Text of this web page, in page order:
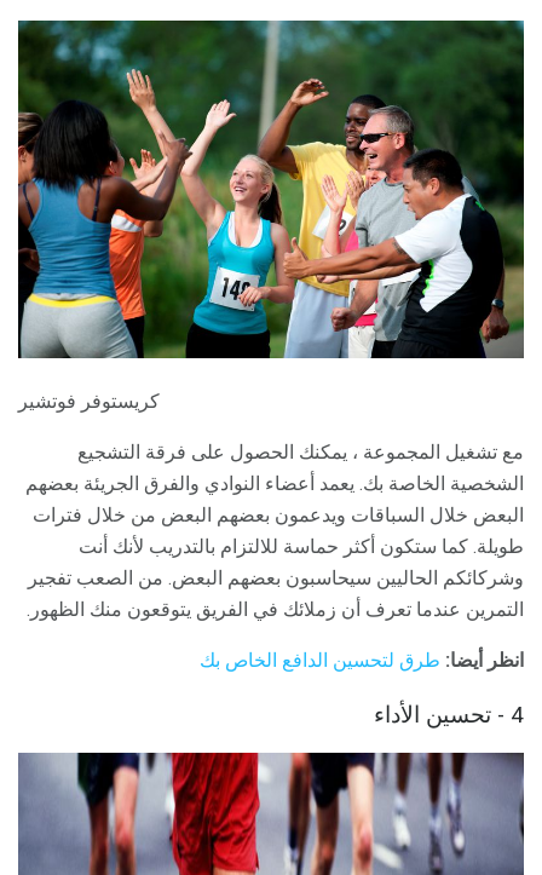
كريستوفر فوتشير
مع تشغيل المجموعة ، يمكنك الحصول على فرقة التشجيع
الشخصية الخاصة بك. يعمد أعضاء النوادي والفرق الجريئة بعضهم
البعض خلال السباقات ويدعمون بعضهم البعض من خلال فترات
طويلة. كما ستكون أكثر حماسة للالتزام بالتدريب لأنك أنت
وشركائكم الحاليين سيحاسبون بعضهم البعض. من الصعب تفجير
التمرين عندما تعرف أن زملائك في الفريق يتوقعون منك الظهور.
انظر أيضا: طرق لتحسين الدافع الخاص بك
4 - تحسين الأداء